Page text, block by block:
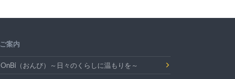
ご案内
OnBi（おんび）～日々のくらしに温もりを～